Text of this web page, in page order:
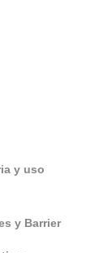
y uso
y Barrier